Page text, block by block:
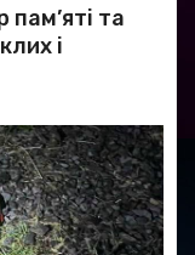
та
і